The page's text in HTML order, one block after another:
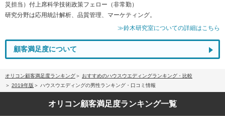
災担当）付上席科学技術政策フェロー（非常勤）
研究分野は応用統計解析、品質管理、マーケティング。
≫鈴木研究室についての詳細はこちら
顧客満足度について
オリコン顧客満足度ランキング
おすすめのハウスウエディングランキング・比較
2019年版
ハウスウエディングの男性ランキング・口コミ情報
オリコン顧客満足度ランキング一覧